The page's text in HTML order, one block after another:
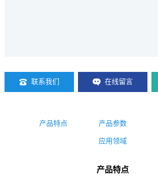
联系我们 在线留言
产品特点 产品参数
应用领域
产品特点